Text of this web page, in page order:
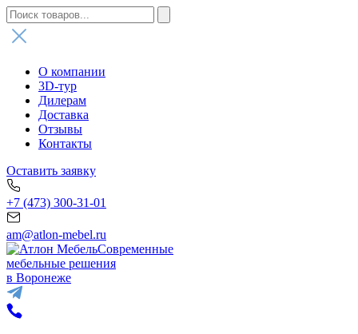
О компании
3D-тур
Дилерам
Доставка
Отзывы
Контакты
Оставить заявку
+7 (473) 300-31-01
am@atlon-mebel.ru
Современные
мебельные решения
в Воронеже